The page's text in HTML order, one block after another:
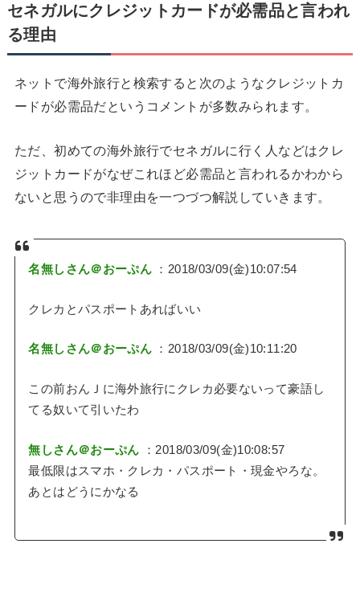
セネガルにクレジットカードが必需品と言われ
る理由
ネットで海外旅行と検索すると次のようなクレジットカ
ードが必需品だというコメントが多数みられます。
ただ、初めての海外旅行でセネガルに行く人などはクレ
ジットカードがなぜこれほど必需品と言われるかわから
ないと思うので非理由を一つづつ解説していきます。
名無しさん＠おーぷん ：2018/03/09(金)10:07:54
クレカとパスポートあればいい
名無しさん＠おーぷん ：2018/03/09(金)10:11:20
この前おんＪに海外旅行にクレカ必要ないって豪語し
てる奴いて引いたわ
無しさん＠おーぷん ：2018/03/09(金)10:08:57
最低限はスマホ・クレカ・パスポート・現金やろな。
あとはどうにかなる